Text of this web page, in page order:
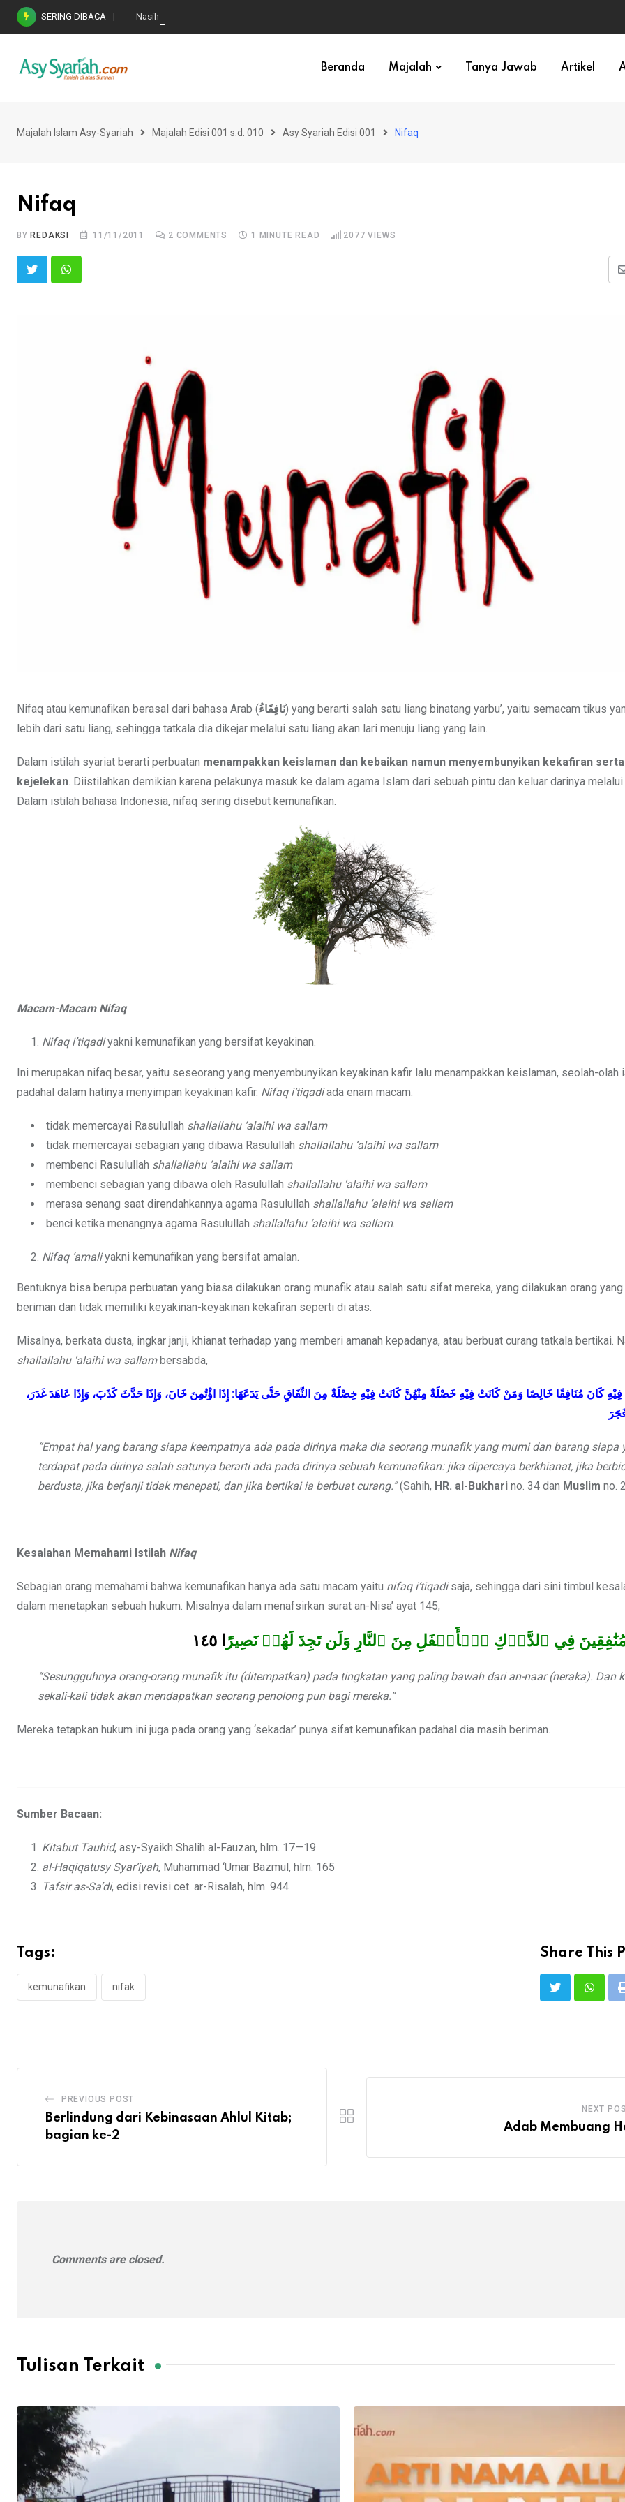
Skip
SERING DIBACA Nasihat Emas di Masa Fitnah (Ujian/Perselisihan)
Beranda Majalah Tanya Jawab Artikel
Majalah Islam Asy-Syariah Majalah Edisi 001 s.d. 010 Asy Syariah Edisi 001 Nifaq
Nifaq
BY REDAKSI 11/11/2011 2 COMMENTS 1 MINUTE READ 2077 VIEWS
Nifaq atau kemunafikan berasal dari bahasa Arab (نَافِقَاءُ) yang berarti salah satu liang binatang yarbu’, yaitu semacam tikus
lebih dari satu liang, sehingga tatkala dia dikejar melalui satu liang akan lari menuju liang yang lain.
Dalam istilah syariat berarti perbuatan menampakkan keislaman dan kebaikan namun menyembunyikan kekafiran serta
kejelekan. Diistilahkan demikian karena pelakunya masuk ke dalam agama Islam dari sebuah pintu dan keluar darinya melalui
Dalam istilah bahasa Indonesia, nifaq sering disebut kemunafikan.
Macam-Macam Nifaq
Nifaq i’tiqadiyakni kemunafikan yang bersifat keyakinan.
Ini merupakan nifaq besar, yaitu seseorang yang menyembunyikan keyakinan kafir lalu menampakkan keislaman, seolah-olah
padahal dalam hatinya menyimpan keyakinan kafir. Nifaq i’tiqadiada enam macam:
tidak memercayai Rasulullah shallallahu ‘alaihi wa sallam
tidak memercayai sebagian yang dibawa Rasulullah shallallahu ‘alaihi wa sallam
membenci Rasulullah shallallahu ‘alaihi wa sallam
membenci sebagian yang dibawa oleh Rasulullah shallallahu ‘alaihi wa sallam
merasa senang saat direndahkannya agama Rasulullah shallallahu ‘alaihi wa sallam
benci ketika menangnya agama Rasulullah shallallahu ‘alaihi wa sallam.
Nifaq ‘amaliyakni kemunafikan yang bersifat amalan.
Bentuknya bisa berupa perbuatan yang biasa dilakukan orang munafik atau salah satu sifat mereka, yang dilakukan orang
beriman dan tidak memiliki keyakinan-keyakinan kekafiran seperti di atas.
Misalnya, berkata dusta, ingkar janji, khianat terhadap yang memberi amanah kepadanya, atau berbuat curang tatkala bertikai.
shallallahu ‘alaihi wa sallambersabda,
كَانَ مُنَافِقًا خَالِصًا وَمَنْ كَانَتْ فِيْهِ خَصْلَةٌ مِنْهُنَّ كَانَتْ فِيْهِ خِصْلَةٌ مِنَ النِّفَاقِ حَتَّى يَدَعَهَا: إِذَا اؤْتُمِنَ خَانَ، وَإِذَا حَدَّثَ كَذَبَ، وَإِذَا عَاهَدَ غَدَرَ،
“Empat hal yang barang siapa keempatnya ada pada dirinya maka dia seorang munafik yang murni dan barang siapa
terdapat pada dirinya salah satunya berarti ada pada dirinya sebuah kemunafikan: jika dipercaya berkhianat, jika
berdusta, jika berjanji tidak menepati, dan jika bertikai ia berbuat curang.”(Sahih, HR. al-Bukhari no. 34 dan Muslim no.
Kesalahan Memahami Istilah Nifaq
Sebagian orang memahami bahwa kemunafikan hanya ada satu macam yaitu nifaq i’tiqadisaja, sehingga dari sini timbul
dalam menetapkan sebuah hukum. Misalnya dalam menafsirkan surat an-Nisa’ ayat 145,
فِي ٱلدَّرۡكِ ٱلۡأَسۡفَلِ مِنَ ٱلنَّارِ وَلَن تَجِدَ لَهُمۡ نَصِيرًا
“Sesungguhnya orang-orang munafik itu (ditempatkan) pada tingkatan yang paling bawah dari an-naar (neraka). Dan
sekali-kali tidak akan mendapatkan seorang penolong pun bagi mereka.”
Mereka tetapkan hukum ini juga pada orang yang ‘sekadar’ punya sifat kemunafikan padahal dia masih beriman.
Sumber Bacaan:
Kitabut Tauhid, asy-Syaikh Shalih al-Fauzan, hlm. 17—19
al-Haqiqatusy Syar’iyah, Muhammad ‘Umar Bazmul, hlm. 165
Tafsir as-Sa’di, edisi revisi cet. ar-Risalah, hlm. 944
Tags:
kemunafikan nifak
Share This
PREVIOUS POST
Berlindung dari Kebinasaan Ahlul Kitab;
bagian ke-2
NEXT
Adab Membuang
Comments are closed.
Tulisan Terkait